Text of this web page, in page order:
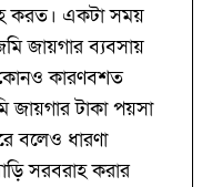
করত। একটা সময়
জায়গার ব্যবসায়
কারণবশত
জায়গার টাকা পয়সা
বলেও ধারণা
সরবরাহ করার